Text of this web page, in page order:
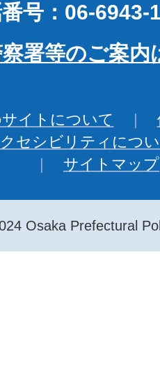
号：06-6943-
署等のご案内
イトについて
セシビリティにつ
サイトマップ
Osaka Prefectural